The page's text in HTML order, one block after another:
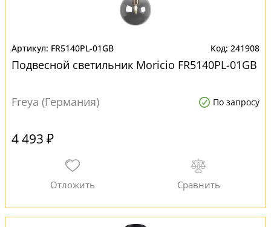
FR5140PL-01GB 241908
Подвесной светильник Moricio FR5140PL-01GB
Freya (Германия) По запросу
4 493 ₽